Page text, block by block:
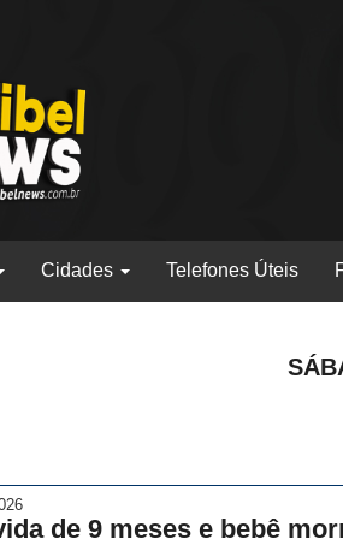
Cidades Telefones Úteis
de 9 meses e bebê